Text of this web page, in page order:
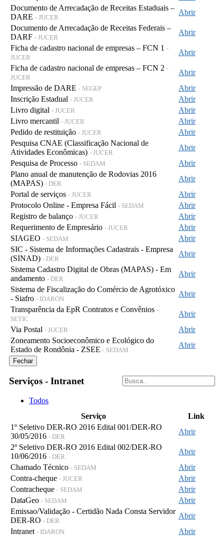
Documento de Arrecadação de Receitas Estaduais –
DARE - JUCER
Abrir
Documento de Arrecadação de Receitas Federais –
DARF - JUCER
Abrir
Ficha de cadastro nacional de empresas – FCN 1 -
JUCER
Abrir
Ficha de cadastro nacional de empresas – FCN 2 -
JUCER
Abrir
Impressão de DARE - SEGEP
Abrir
Inscrição Estadual - JUCER
Abrir
Livro digital - JUCER
Abrir
Livro mercantil - JUCER
Abrir
Pedido de restituição - JUCER
Abrir
Pesquisa CNAE (Classificação Nacional de
Atividades Econômicas) - JUCER
Abrir
Pesquisa de Processo - SEDAM
Abrir
Plano anual de manutenção de Rodovias 2016
(MAPAS) - DER
Abrir
Portal de serviços - JUCER
Abrir
Protocolo Online - Empresa Fácil - SEDAM
Abrir
Registro de balanço - JUCER
Abrir
Requerimento de Empresário - JUCER
Abrir
SIAGEO - SEDAM
Abrir
SIC - Sistema de Informações Cadastrais - Empresa
(SINAD) - DER
Abrir
Sistema Cadastro Digital de Obras (MAPAS) - Em
andamento - DER
Abrir
Sistema de Fiscalização do Comércio de Agrotóxico
- Siafro - IDARON
Abrir
Transparência da EpR Contratos e Convênios -
SETIC
Abrir
Via Postal - JUCER
Abrir
Zoneamento Socioeconômico e Ecológico do
Estado de Rondônia - ZSEE - SEDAM
Abrir
Fechar
Serviços - Intranet
Todos
Serviço
Link
1º Seletivo DER-RO 2016 Edital 001/DER-RO
30/05/2016 - DER
Abrir
2º Seletivo DER-RO 2016 Edital 002/DER-RO
10/06/2016 - DER
Abrir
Chamado Técnico - SEDAM
Abrir
Contra-cheque - JUCER
Abrir
Contracheque - SEDAM
Abrir
DataGeo - SEDAM
Abrir
Emissao/Validação - Certidão Nada Consta Servidor
DER-RO - DER
Abrir
Intranet - IDARON
Abrir